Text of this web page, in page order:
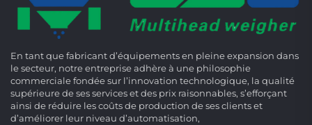
En tant que fabricant d’équipements en pleine expansion dans
le secteur, notre entreprise adhère à une philosophie
commerciale fondée sur l’innovation technologique, la qualité
supérieure de ses services et des prix raisonnables, s’efforçant
ainsi de réduire les coûts de production de ses clients et
d’améliorer leur niveau d’automatisation,